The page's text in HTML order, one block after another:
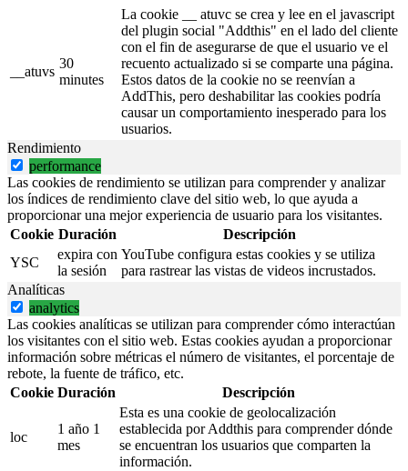
__atuvs
30
minutes
La cookie __ atuvc se crea y lee en el javascript
del plugin social "Addthis" en el lado del cliente
con el fin de asegurarse de que el usuario ve el
recuento actualizado si se comparte una página.
Estos datos de la cookie no se reenvían a
AddThis, pero deshabilitar las cookies podría
causar un comportamiento inesperado para los
usuarios.
Rendimiento
performance
Las cookies de rendimiento se utilizan para comprender y analizar
los índices de rendimiento clave del sitio web, lo que ayuda a
proporcionar una mejor experiencia de usuario para los visitantes.
Cookie Duración
Descripción
YSC
expira con
la sesión
YouTube configura estas cookies y se utiliza
para rastrear las vistas de videos incrustados.
Analíticas
analytics
Las cookies analíticas se utilizan para comprender cómo interactúan
los visitantes con el sitio web. Estas cookies ayudan a proporcionar
información sobre métricas el número de visitantes, el porcentaje de
rebote, la fuente de tráfico, etc.
Cookie Duración Descripción
loc
1 año 1
mes
Esta es una cookie de geolocalización
establecida por Addthis para comprender dónde
se encuentran los usuarios que comparten la
información.